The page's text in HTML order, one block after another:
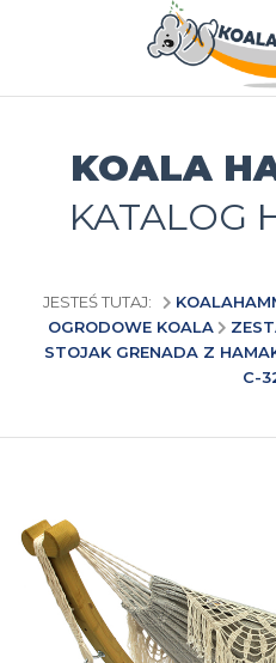
O NAS
GDZIE KUPIĆ
MEDIA
KONTAKT
KOALA
KATALOG
JESTEŚ TUTAJ:
OGRODOWE KOALA
STOJAK GRENADA Z
C-